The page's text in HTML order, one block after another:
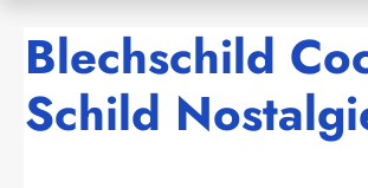
Blechschild
Schild